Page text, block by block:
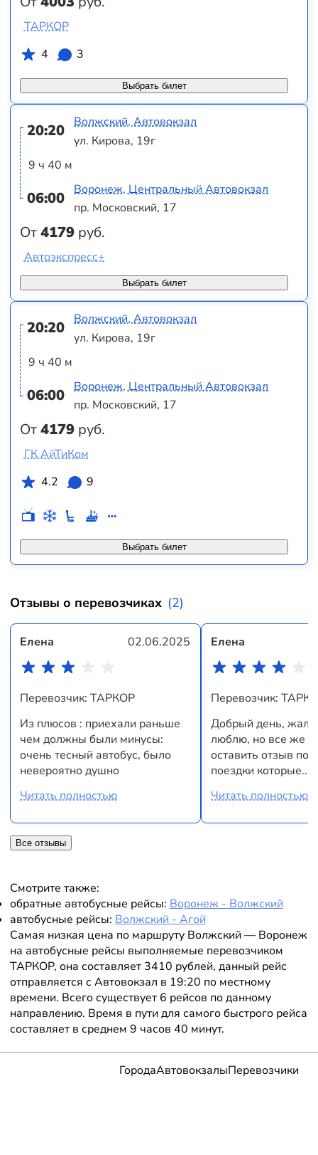
Выбрать билет
ТАРКОР
4
3
20:20
9 ч 40 м
06:00
От4179 руб.
Волжский, Автовокзал
ул. Кирова, 19г
Воронеж, Центральный Автовокзал
пр. Московский, 17
Выбрать билет
Автоэкспресс+
20:20
9 ч 40 м
06:00
От4179 руб.
Волжский, Автовокзал
ул. Кирова, 19г
Воронеж, Центральный Автовокзал
пр. Московский, 17
Выбрать билет
ГК АйТиКом
4.2
9
Отзывы о перевозчиках (2)
Елена 02.06.2025
Перевозчик: ТАРКОР
Из плюсов : приехали раньше
чем должны были минусы:
очень тесный автобус, было
невероятно душно
Читать полностью
Елена
Перевозчик:
Добрый день,
люблю, но все же
оставить отзыв по
поездки которые...
Читать полностью
Все отзывы
Смотрите также:
обратные автобусные рейсы: Воронеж - Волжский
автобусные рейсы: Волжский - Агой
Самая низкая цена по маршруту Волжский — Воронеж
на автобусные рейсы выполняемые перевозчиком
ТАРКОР, она составляет 3410 рублей, данный рейс
отправляется с Автовокзал в 19:20 по местному
времени. Всего существует 6 рейсов по данному
направлению. Время в пути для самого быстрого рейса
составляет в среднем 9 часов 40 минут.
ГородаАвтовокзалыПеревозчики